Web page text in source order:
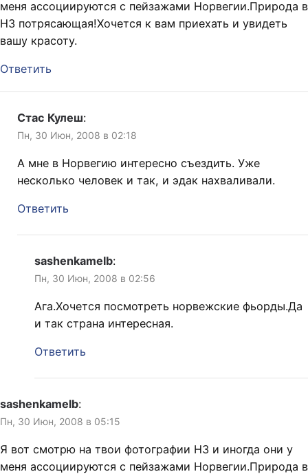
меня ассоциируются с пейзажами Норвегии.Природа в
НЗ потрясающая!Хочется к вам приехать и увидеть
вашу красоту.
Ответить
Стас Кулеш:
Пн, 30 Июн, 2008 в 02:18
А мне в Норвегию интересно съездить. Уже
несколько человек и так, и эдак нахваливали.
Ответить
sashenkamelb:
Пн, 30 Июн, 2008 в 02:56
Ага.Хочется посмотреть норвежские фьорды.Да
и так страна интересная.
Ответить
sashenkamelb:
Пн, 30 Июн, 2008 в 05:15
Я вот смотрю на твои фотографии НЗ и иногда они у
меня ассоциируются с пейзажами Норвегии.Природа в